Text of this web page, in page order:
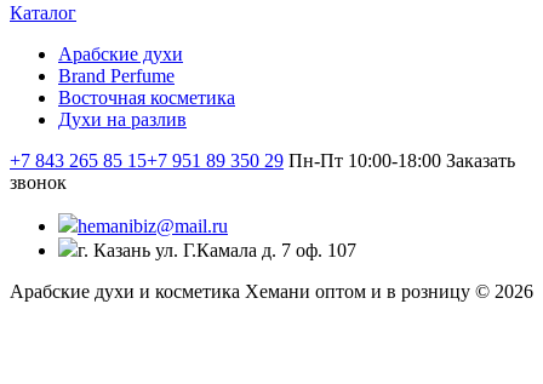
Каталог
Арабские духи
Brand Perfume
Восточная косметика
Духи на разлив
+7 843 265 85 15+7 951 89 350 29 Пн-Пт 10:00-18:00 Заказать
звонок
hemanibiz@mail.ru
г. Казань ул. Г.Камала д. 7 оф. 107
Арабские духи и косметика Хемани оптом и в розницу © 2026